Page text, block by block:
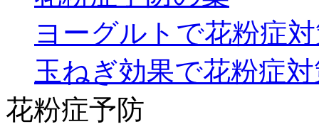
ヨーグルトで花粉症
玉ねぎ効果で花粉症
花粉症予防